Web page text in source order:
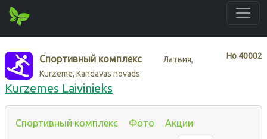
Нo 40002
Спортивный комплекс
Латвия,
Kurzeme, Kandavas novads
Kurzemes Laivinieks
Спортивный комплекс Фото Акции